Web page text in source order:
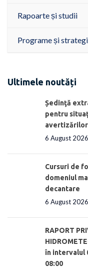
Rapoarte și studii
Programe și
Ultimele noutăți
Ședinţă
pentru
avertizărilor
6 August 2026
Cursuri de
domeniul
decantare
6 August 2026
RAPORT
în intervalul
08:00